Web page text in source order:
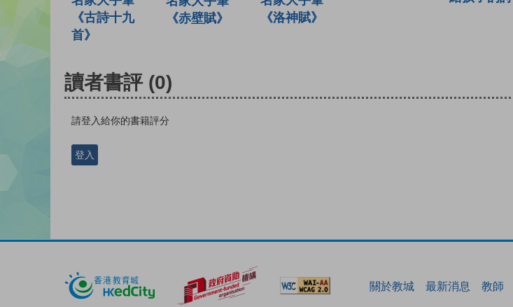
《古詩十九
首》
《赤壁賦》
《洛神賦》
讀者書評 (0)
請登入給你的書籍評分
登入
關於教城 最新消息 教師